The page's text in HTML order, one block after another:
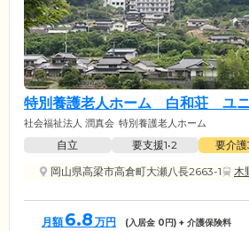
特別養護老人ホーム 白和荘 ユ
社会福祉法人 潤真会 特別養護老人ホーム
自立 要支援1•2 要介
岡山県高梁市高倉町大瀬八長2663-1
木
月額 6.8 万円 (入居金 0円) + 介護保険料